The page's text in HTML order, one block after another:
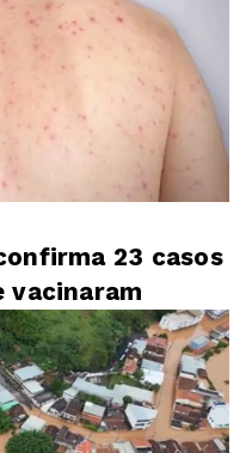
23 casos
vacinaram